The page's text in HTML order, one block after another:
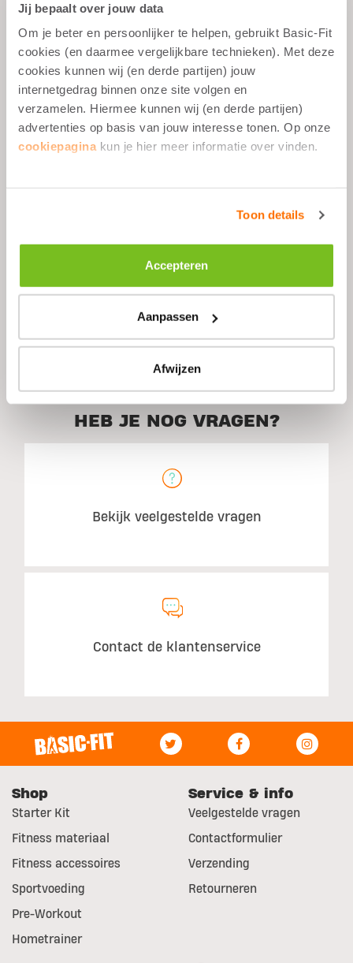
Jij bepaalt over jouw data
Om je beter en persoonlijker te helpen, gebruikt Basic-Fit
cookies (en daarmee vergelijkbare technieken). Met deze
cookies kunnen wij (en derde partijen) jouw
internetgedrag binnen onze site volgen en
verzamelen. Hiermee kunnen wij (en derde partijen)
advertenties op basis van jouw interesse tonen. Op onze
cookiepagina kun je hier meer informatie over vinden.
Toon details
Accepteren
Aanpassen
Afwijzen
Wat je moet weten
Spiergroei
Na het Sporten
Gebalanceerde Snack
23g Eiwit per Portie
Ingrediënten
HEB JE NOG VRAGEN?
Bekijk veelgestelde vragen
Contact de klantenservice
Shop
Starter Kit
Fitness materiaal
Fitness accessoires
Sportvoeding
Pre-Workout
Hometrainer
Service & info
Veelgestelde vragen
Contactformulier
Verzending
Retourneren